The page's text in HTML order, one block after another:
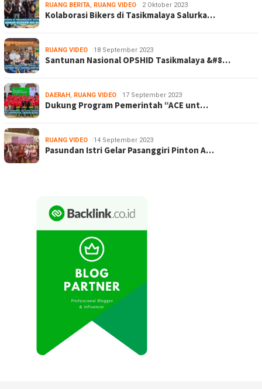
RUANG BERITA, RUANG VIDEO 2 Oktober 2023
Kolaborasi Bikers di Tasikmalaya Salurka…
RUANG VIDEO 18 September 2023
Santunan Nasional OPSHID Tasikmalaya &#8…
DAERAH , RUANG VIDEO 17 September 2023
Dukung Program Pemerintah “ACE unt…
RUANG VIDEO 14 September 2023
Pasundan Istri Gelar Pasanggiri Pinton A…